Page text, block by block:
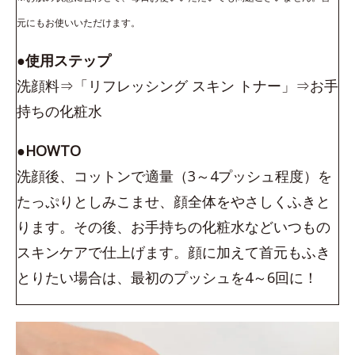
元にもお使いいただけます。
●使用ステップ
洗顔料⇒「リフレッシング スキン トナー」⇒お手
持ちの化粧水
●HOWTO
洗顔後、コットンで適量（3～4プッシュ程度）を
たっぷりとしみこませ、顔全体をやさしくふきと
ります。その後、お手持ちの化粧水などいつもの
スキンケアで仕上げます。顔に加えて首元もふき
とりたい場合は、最初のプッシュを4～6回に！